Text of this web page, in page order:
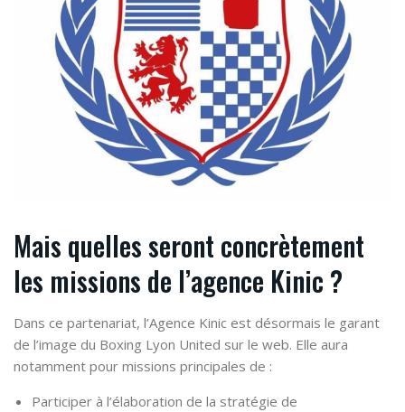
Mais quelles seront concrètement
les missions de l’agence Kinic ?
Dans ce partenariat, l’Agence Kinic est désormais le garant
de l’image du Boxing Lyon United sur le web. Elle aura
notamment pour missions principales de :
Participer à l’élaboration de la stratégie de